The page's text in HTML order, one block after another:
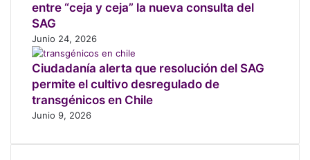
e
n
A
r
g
e
n
t
d
e
g
a
t
o
a
n
entre “ceja y ceja” la nueva consulta del
SAG
Junio 24, 2026
Ciudadanía alerta que resolución del SAG
permite el cultivo desregulado de
transgénicos en Chile
Junio 9, 2026